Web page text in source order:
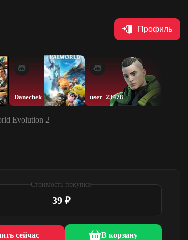
Профиль
Danechek user_23478
Evolution 2
Стоимость покупки
39 ₽
сейчас В корзину